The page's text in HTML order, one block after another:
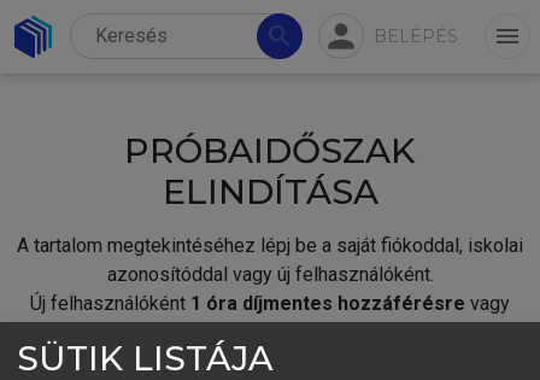
search person BELÉPÉS menu
PRÓBAIDŐSZAK
ELINDÍTÁSA
A tartalom megtekintéséhez lépj be a saját fiókoddal, iskolai
azonosítóddal vagy új felhasználóként.
Új felhasználóként 1 óra díjmentes hozzáférésre vagy
SÜTIK LISTÁJA